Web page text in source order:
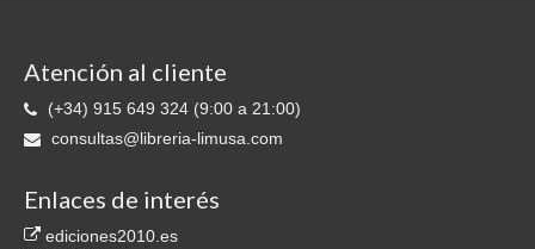
Atención al cliente
(+34) 915 649 324 (9:00 a 21:00)
consultas@libreria-limusa.com
Enlaces de interés
ediciones2010.es